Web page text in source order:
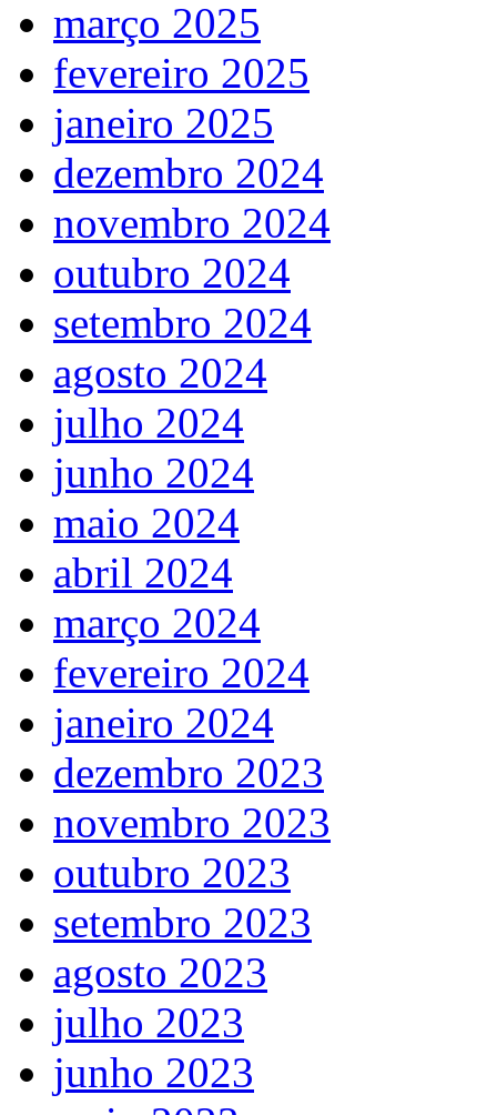
março 2025
fevereiro 2025
janeiro 2025
dezembro 2024
novembro 2024
outubro 2024
setembro 2024
agosto 2024
julho 2024
junho 2024
maio 2024
abril 2024
março 2024
fevereiro 2024
janeiro 2024
dezembro 2023
novembro 2023
outubro 2023
setembro 2023
agosto 2023
julho 2023
junho 2023